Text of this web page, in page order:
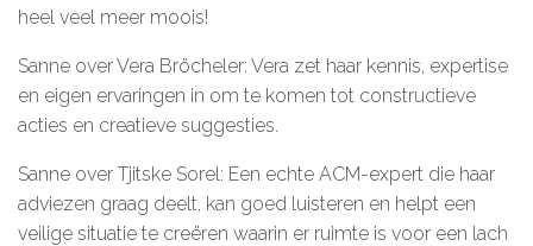
heel veel meer moois!
Sanne over Vera Bröcheler: Vera zet haar kennis, expertise
en eigen ervaringen in om te komen tot constructieve
acties en creatieve suggesties.
Sanne over Tjitske Sorel: Een echte ACM-expert die haar
adviezen graag deelt, kan goed luisteren en helpt een
veilige situatie te creëren waarin er ruimte is voor een lach